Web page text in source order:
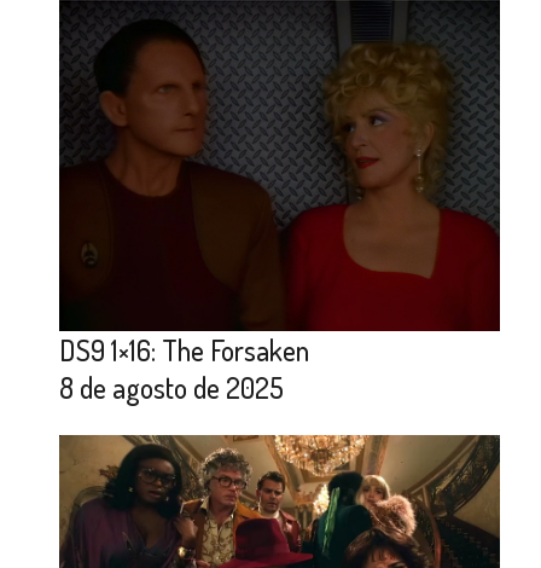
DS9 1×16: The Forsaken
8 de agosto de 2025